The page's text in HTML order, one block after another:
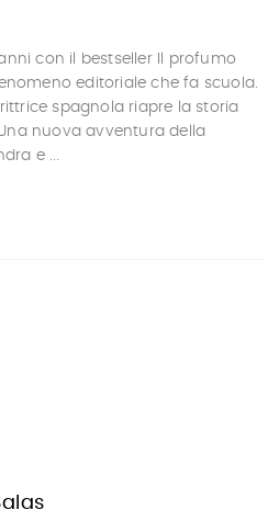
con il bestseller Il profumo
editoriale che fa scuola.
spagnola riapre la storia
nuova avventura della
e ...